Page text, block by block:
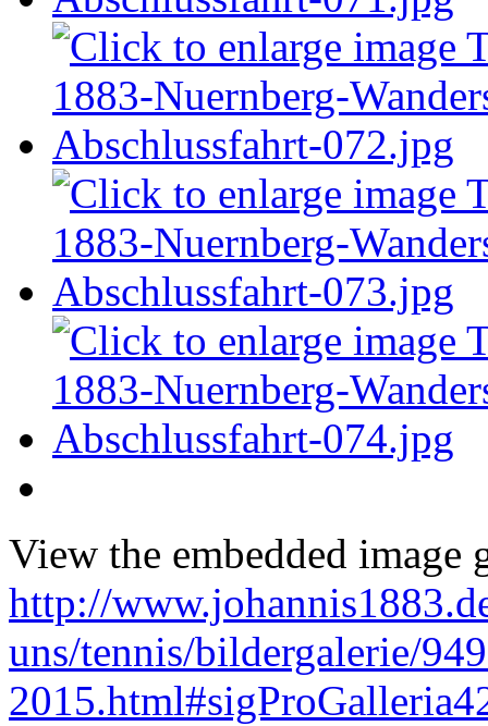
View the embedded image
http://
uns/tennis/bildergalerie/